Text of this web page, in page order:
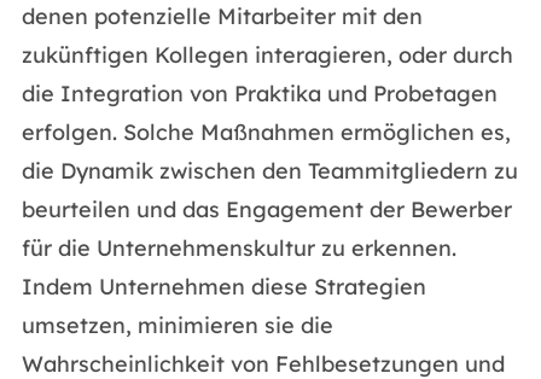
denen potenzielle Mitarbeiter mit den
zukünftigen Kollegen interagieren, oder durch
die Integration von Praktika und Probetagen
erfolgen. Solche Maßnahmen ermöglichen es,
die Dynamik zwischen den Teammitgliedern zu
beurteilen und das Engagement der Bewerber
für die Unternehmenskultur zu erkennen.
Indem Unternehmen diese Strategien
umsetzen, minimieren sie die
Wahrscheinlichkeit von Fehlbesetzungen und